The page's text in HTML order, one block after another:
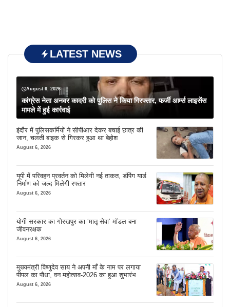
LATEST NEWS
August 6, 2026
कांग्रेस नेता अनवर कादरी को पुलिस ने किया गिरफ्तार, फर्जी आर्म्स लाइसेंस
मामले में हुई कार्रवाई
इंदौर में पुलिसकर्मियों ने सीपीआर देकर बचाई छात्र की
जान, चलती बाइक से गिरकर हुआ था बेहोश
August 6, 2026
यूपी में परिवहन प्रवर्तन को मिलेगी नई ताकत, डंपिंग यार्ड
निर्माण को जल्द मिलेगी रफ्तार
August 6, 2026
योगी सरकार का गोरखपुर का ‘मातृ सेवा’ मॉडल बना
जीवनरक्षक
August 6, 2026
मुख्यमंत्री विष्णुदेव साय ने अपनी माँ के नाम पर लगाया
पीपल का पौधा, वन महोत्सव-2026 का हुआ शुभारंभ
August 6, 2026